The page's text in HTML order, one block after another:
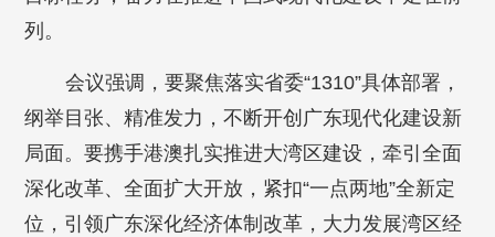
列。
会议强调，要聚焦落实省委“1310”具体部署，
纲举目张、精准发力，不断开创广东现代化建设新
局面。要携手港澳扎实推进大湾区建设，牵引全面
深化改革、全面扩大开放，紧扣“一点两地”全新定
位，引领广东深化经济体制改革，大力发展湾区经